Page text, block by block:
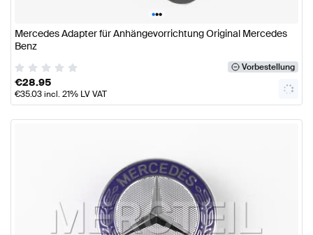
•••
Mercedes Adapter für Anhängevorrichtung Original Mercedes
Benz
Vorbestellung
€28.95
€35.03incl. 21% LV VAT